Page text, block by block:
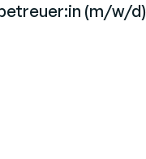
(m/w/d)